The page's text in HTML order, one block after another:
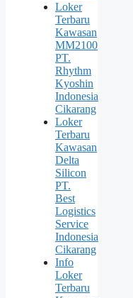
Loker
Terbaru
Kawasan
MM2100
PT.
Rhythm
Kyoshin
Indonesia
Cikarang
Loker
Terbaru
Kawasan
Delta
Silicon
PT.
Best
Logistics
Service
Indonesia
Cikarang
Info
Loker
Terbaru